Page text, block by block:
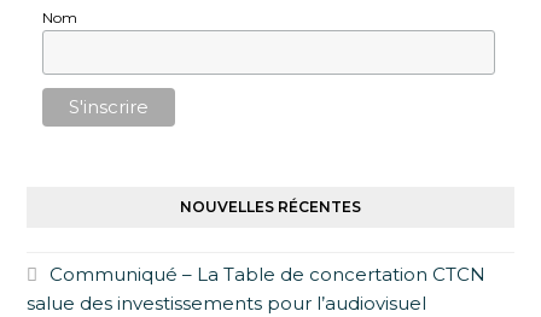
Nom
NOUVELLES RÉCENTES
Communiqué – La Table de concertation CTCN
salue des investissements pour l’audiovisuel